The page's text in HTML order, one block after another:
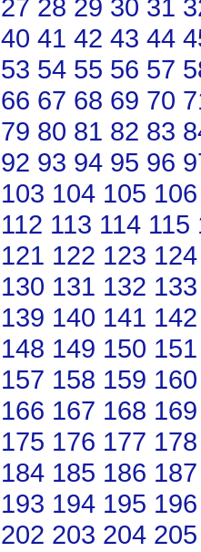
27 28 29 30 31
40 41 42 43 44
53 54 55 56 57
66 67 68 69 70
79 80 81 82 83
92 93 94 95 96
103 104 105 106
112 113 114 115
121 122 123 124
130 131 132 133
139 140 141 142
148 149 150 151
157 158 159 160
166 167 168 169
175 176 177 178
184 185 186 187
193 194 195 196
202 203 204 205